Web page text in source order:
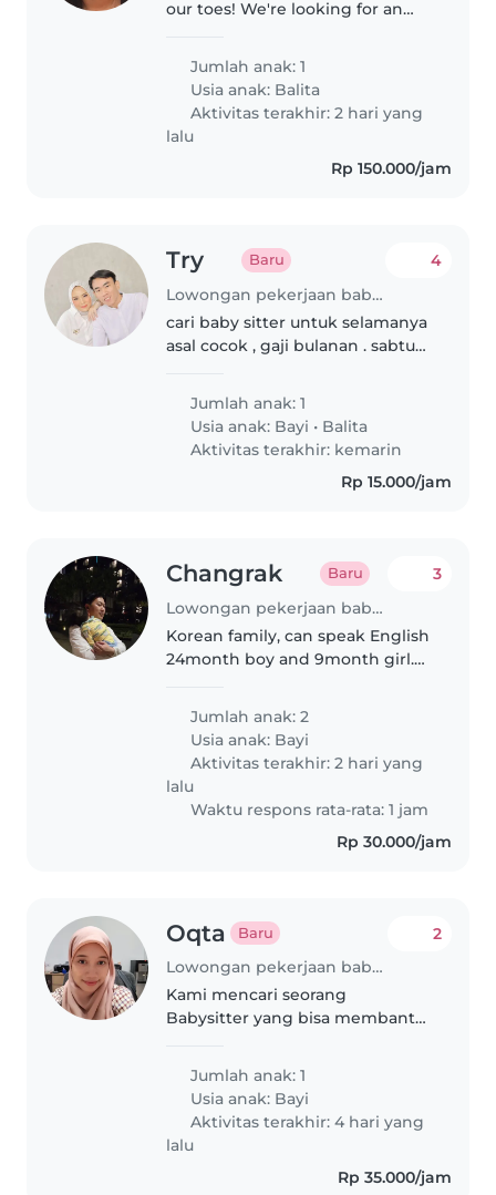
our toes! We're looking for an
household. Comfortable with
both English and Malay, your
help would be greatly
appreciated...
Jumlah anak: 1
Usia anak: Balita
Aktivitas terakhir: 2 hari yang
lalu
Rp 150.000/jam
Try Baru
Lowongan pekerjaan babysitting di Jakarta
4
cari baby sitter untuk selamanya
asal cocok , gaji bulanan . sabtu
umur bayi 3bulan13hari. jam kerja
8-6sore cari yang penyayang
anak dan suka ngbrol..
Jumlah anak: 1
Usia anak: Bayi • Balita
Aktivitas terakhir: kemarin
Rp 15.000/jam
Changrak Baru
Lowongan pekerjaan babysitting di Jakarta
3
Korean family, can speak English
24month boy and 9month girl.
Jumlah anak: 2
Usia anak: Bayi
Aktivitas terakhir: 2 hari yang
lalu
Waktu respons rata-rata: 1 jam
Rp 30.000/jam
Oqta Baru
Lowongan pekerjaan babysitting di Jakarta
2
Kami mencari seorang
Babysitter yang bisa membantu
membantu memantau tumbuh
kembang anak. Hubungi kami
untuk pertemuan singkat
Jumlah anak: 1
Usia anak: Bayi
Aktivitas terakhir: 4 hari yang
lalu
Rp 35.000/jam